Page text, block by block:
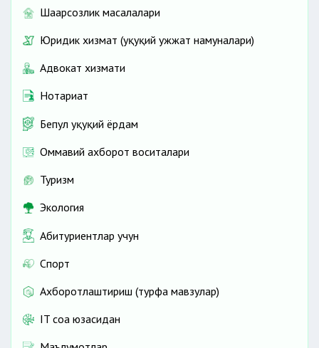
Шаҳарсозлик масалалари
Юридик хизмат (ҳуқуқий ҳужжат намуналари)
Адвокат хизмати
Нотариат
Бепул ҳуқуқий ёрдам
Оммавий ахборот воситалари
Туризм
Экология
Абитуриентлар учун
Спорт
Ахборотлаштириш (турфа мавзулар)
IT соҳа юзасидан